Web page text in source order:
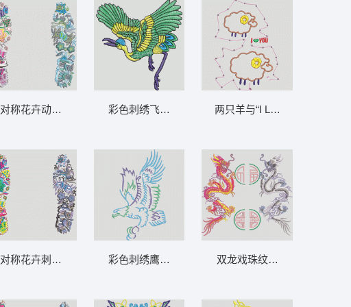
对称花卉动物刺绣边框 鞋垫
对称花卉刺绣边饰 鞋垫
彩色刺绣飞鸟图案 鹤
彩色刺绣鹰图案 鹰
两只羊与“I LOVE YOU”图案
双龙戏珠纹样设计 龙